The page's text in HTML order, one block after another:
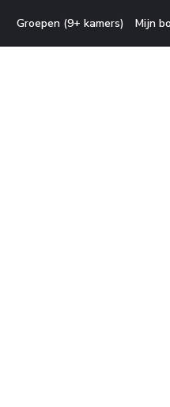
Groepen (9+ kamers) Mijn